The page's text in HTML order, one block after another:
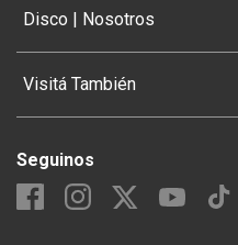
Disco | Nosotros
Visitá También
Seguinos